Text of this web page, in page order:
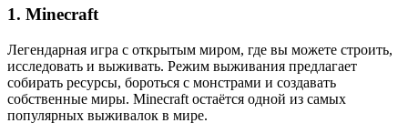
1. Minecraft
Легендарная игра с открытым миром, где вы можете строить,
исследовать и выживать. Режим выживания предлагает
собирать ресурсы, бороться с монстрами и создавать
собственные миры. Minecraft остаётся одной из самых
популярных выживалок в мире.